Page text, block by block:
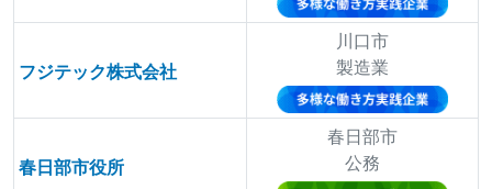
フジテック株式会社
川口市
製造業
春日部市役所
春日部市
公務